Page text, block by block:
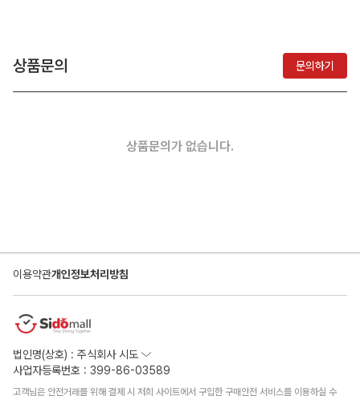
상품문의 문의하기
상품문의가 없습니다.
이용약관개인정보처리방침
법인명(상호) : 주식회사 시도
사업자등록번호 : 399-86-03589
고객님은 안전거래를 위해 결제 시 저희 사이트에서 구입한 구매안전 서비스를 이용하실 수